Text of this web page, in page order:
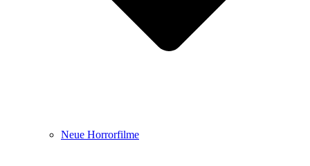
Neue Horrorfilme